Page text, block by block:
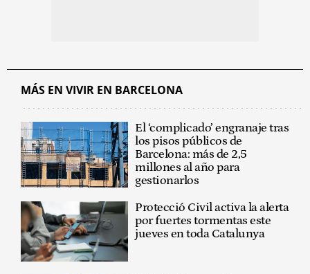
MÁS EN VIVIR EN BARCELONA
El ‘complicado’ engranaje tras
los pisos públicos de
Barcelona: más de 2,5
millones al año para
gestionarlos
Protecció Civil activa la alerta
por fuertes tormentas este
jueves en toda Catalunya